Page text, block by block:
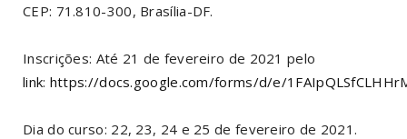
CEP: 71.810-300, Brasília-DF.
Inscrições: Até 21 de fevereiro de 2021 pelo
link: https://docs.google.com/forms/d/e/
Dia do curso: 22, 23, 24 e 25 de fevereiro de 2021.